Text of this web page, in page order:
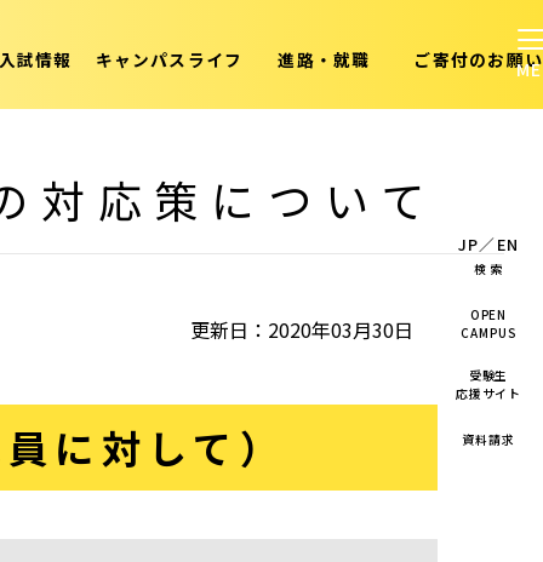
入試情報 キャンパスライフ 進路・就職 ご寄付のお願い
対応策について
更新日：2020年03月30日
に対して）
JP／EN
検 索
OPEN
CAMPUS
受験生
応援サイト
資料請求